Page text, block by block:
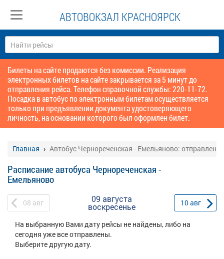
АВТОВОКЗАЛ КРАСНОЯРСК
Билеты на сайте продаются без комиссии. Реализация
электронных билетов на сайте закрывается за 5 минут до
отправления рейса. Телефон справочной службы: 220-11-72.
Посадка в автобус по электронным билетам осуществляется
только при предъявлении документа удостоверяющего
личность, на основании которого был оформлен билет.
Главная Автобус Чернореченская - Емельяново: отправление
Расписание автобуса Чернореченская -
Емельяново
08 авг 09 августа
воскресенье 10авг
На выбранную Вами дату рейсы не найдены, либо на
сегодня уже все отправлены.
Выберите другую дату.